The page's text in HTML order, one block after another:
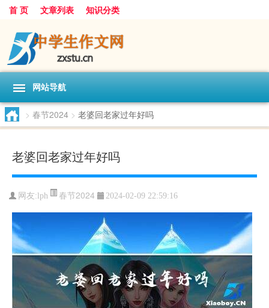
首 页 文章列表 知识分类
网站导航
> 春节2024 > 老婆回老家过年好吗
老婆回老家过年好吗
网友: lph 春节2024 2024-02-09 22:59:16